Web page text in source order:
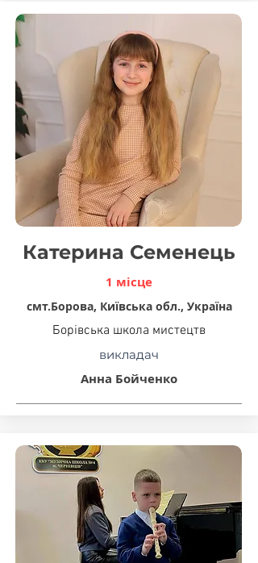
Катерина Семенець
1 місце
смт.Борова, Київська обл., Україна
Борівська школа мистецтв
викладач
Анна Бойченко